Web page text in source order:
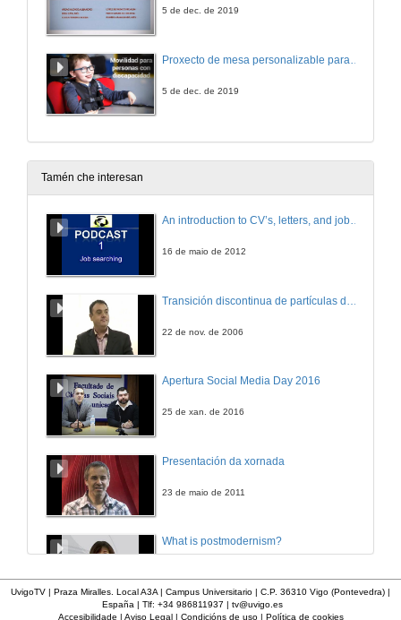
5 de dec. de 2019
5 de dec. de 2019
Tamén che interesan
An introduction to CV’s, letters, and job searching
16 de maio de 2012
22 de nov. de 2006
Apertura Social Media Day 2016
25 de xan. de 2016
Presentación da xornada
23 de maio de 2011
What is postmodernism?
UvigoTV | Praza Miralles. Local A3A | Campus Universitario | C.P. 36310 Vigo (Pontevedra) |
España | Tlf: +34 986811937 | tv@uvigo.es
Accesibilidade | Aviso Legal| Condicións de uso| Política de cookies